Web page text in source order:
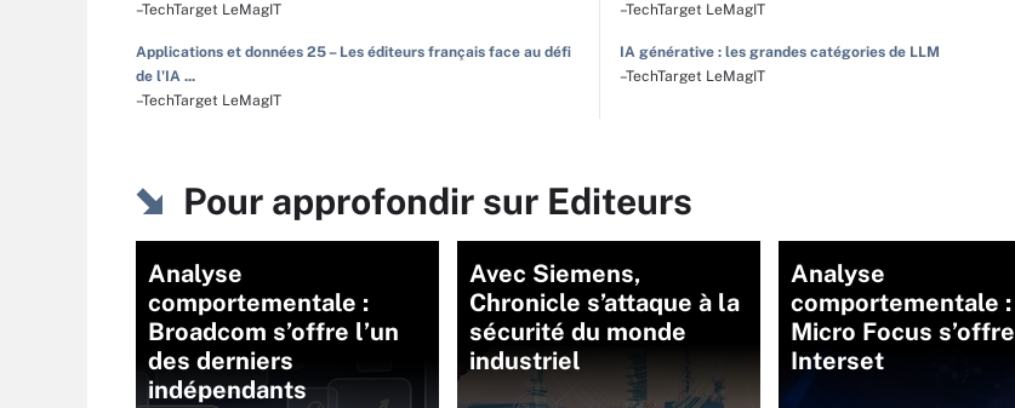
–TechTarget LeMagIT
–TechTarget LeMagIT
Applications et données 25 – Les éditeurs français face au défi
de l'IA ...
–TechTarget LeMagIT
IA générative : les grandes catégories de LLM
–TechTarget LeMagIT
Pour approfondir sur Editeurs
Analyse
comportementale :
Broadcom s’offre l’un
des derniers
indépendants
Avec Siemens,
Chronicle s’attaque à la
sécurité du monde
industriel
Analyse
comportementale :
Micro Focus s’offre
Interset